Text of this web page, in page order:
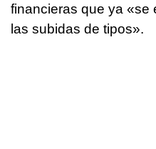
financieras que ya «se
las subidas de tipos».